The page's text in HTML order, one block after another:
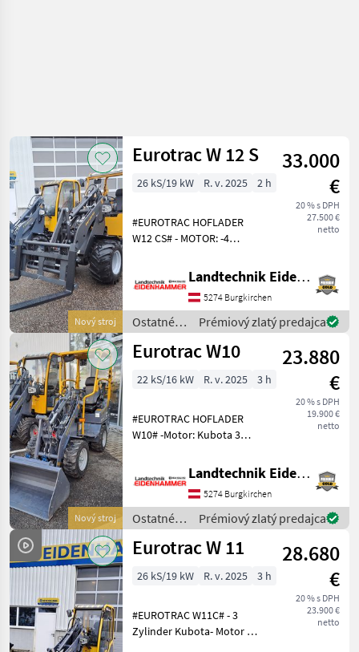
Nový stroj
Eurotrac W 12 S
33.000
€
20 % s DPH
27.500 €
netto
26 kS/19 kW R. v. 2025 2 h
#EUROTRAC HOFLADER
W12 CS# - MOTOR: -4
stufiger Fahrantrieb -der
extra Hydraulikkreislauf ist
bedienbar au
Landtechnik Eidenhammer GmbH
5274 Burgkirchen
Ostatné
poľnohospodárske
silové
Eurotrac
Prémiový zlatý predajca
Nový stroj
Eurotrac W10
23.880
€
20 % s DPH
19.900 €
netto
22 kS/16 kW R. v. 2025 3 h
#EUROTRAC HOFLADER
W10# -Motor: Kubota 3
Schutzdach - extra
Hydraulikkreislauf, auf dem
Joystick bedienbar
(25L/min bei 180 bar) - de
Landtechnik Eidenhammer GmbH
5274 Burgkirchen
Ostatné
poľnohospodárske
silové
Eurotrac
Prémiový zlatý predajca
Eurotrac W 11
28.680
€
20 % s DPH
23.900 €
netto
26 kS/19 kW R. v. 2025 3 h
#EUROTRAC W11C# - 3
Zylinder Kubota- Motor mit